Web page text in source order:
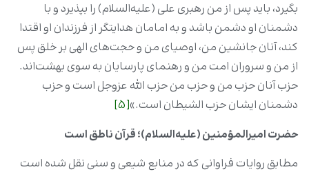
بگیرد، باید پس از من رهبری علی (علیه‌السلام) را بپذیرد و با
دشمنان او دشمن باشد و به امامان هدایتگر از فرزندان او اقتدا
کند، آنان جانشین من، اوصیای من و حجت‌های الهی بر خلق پس
از من و سروران امت من و رهنمای پارسایان به سوی بهشت‌اند.
حزب آنان حزب من و حزب من حزب الله عزوجل است و حزب
دشمنان ایشان حزب الشیطان است.»[5]
حضرت امیرالمؤمنین (علیه‌السلام)؛ قرآن ناطق است
مطابق روایات فراوانى که در منابع شیعی و سنی نقل شده است